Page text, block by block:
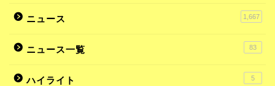
ニュース 1,667
ニュース一覧 83
ハイライト 5